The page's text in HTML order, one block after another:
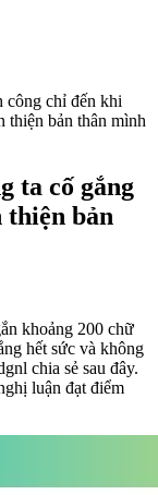
công chỉ đến khi
thiện bản thân mình
ta cố gắng
thiện bản
khoảng 200 chữ
hết sức và không
chia sẻ sau đây.
luận đạt điểm